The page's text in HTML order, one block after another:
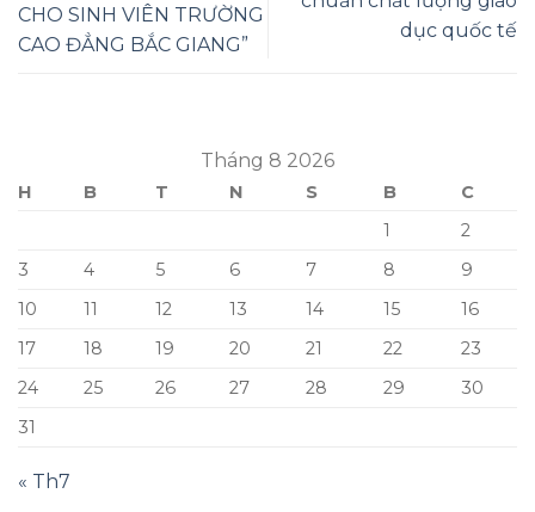
CHO SINH VIÊN TRƯỜNG
CAO ĐẲNG BẮC GIANG”
dục quốc tế
Tháng 8 2026
H B T N S B
C
1
2
3
4 5 6 7 8
9
10
11 12 13 14 15
16
17
18 19 20 21 22
23
24
25 26 27 28 29
30
31
« Th7